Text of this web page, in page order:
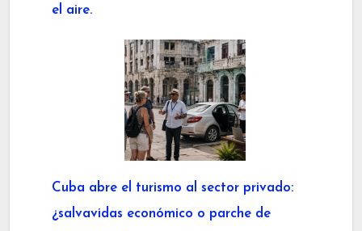
el aire.
Cuba abre el turismo al sector privado:
¿salvavidas económico o parche de